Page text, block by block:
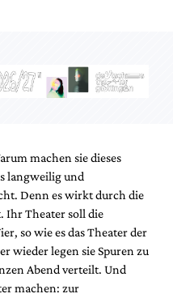
machen sie dieses
langweilig und
Denn es wirkt durch die
Ihr Theater soll die
so wie es das Theater der
wieder legen sie Spuren zu
Abend verteilt. Und
machen: zur